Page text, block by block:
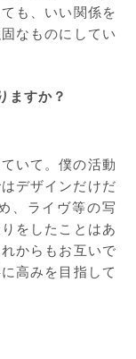
も、いい関係を
なものにしてい
ますか？
いて。僕の活動
デザインだけだ
、ライヴ等の写
をしたことはあ
からもお互いで
高みを目指して